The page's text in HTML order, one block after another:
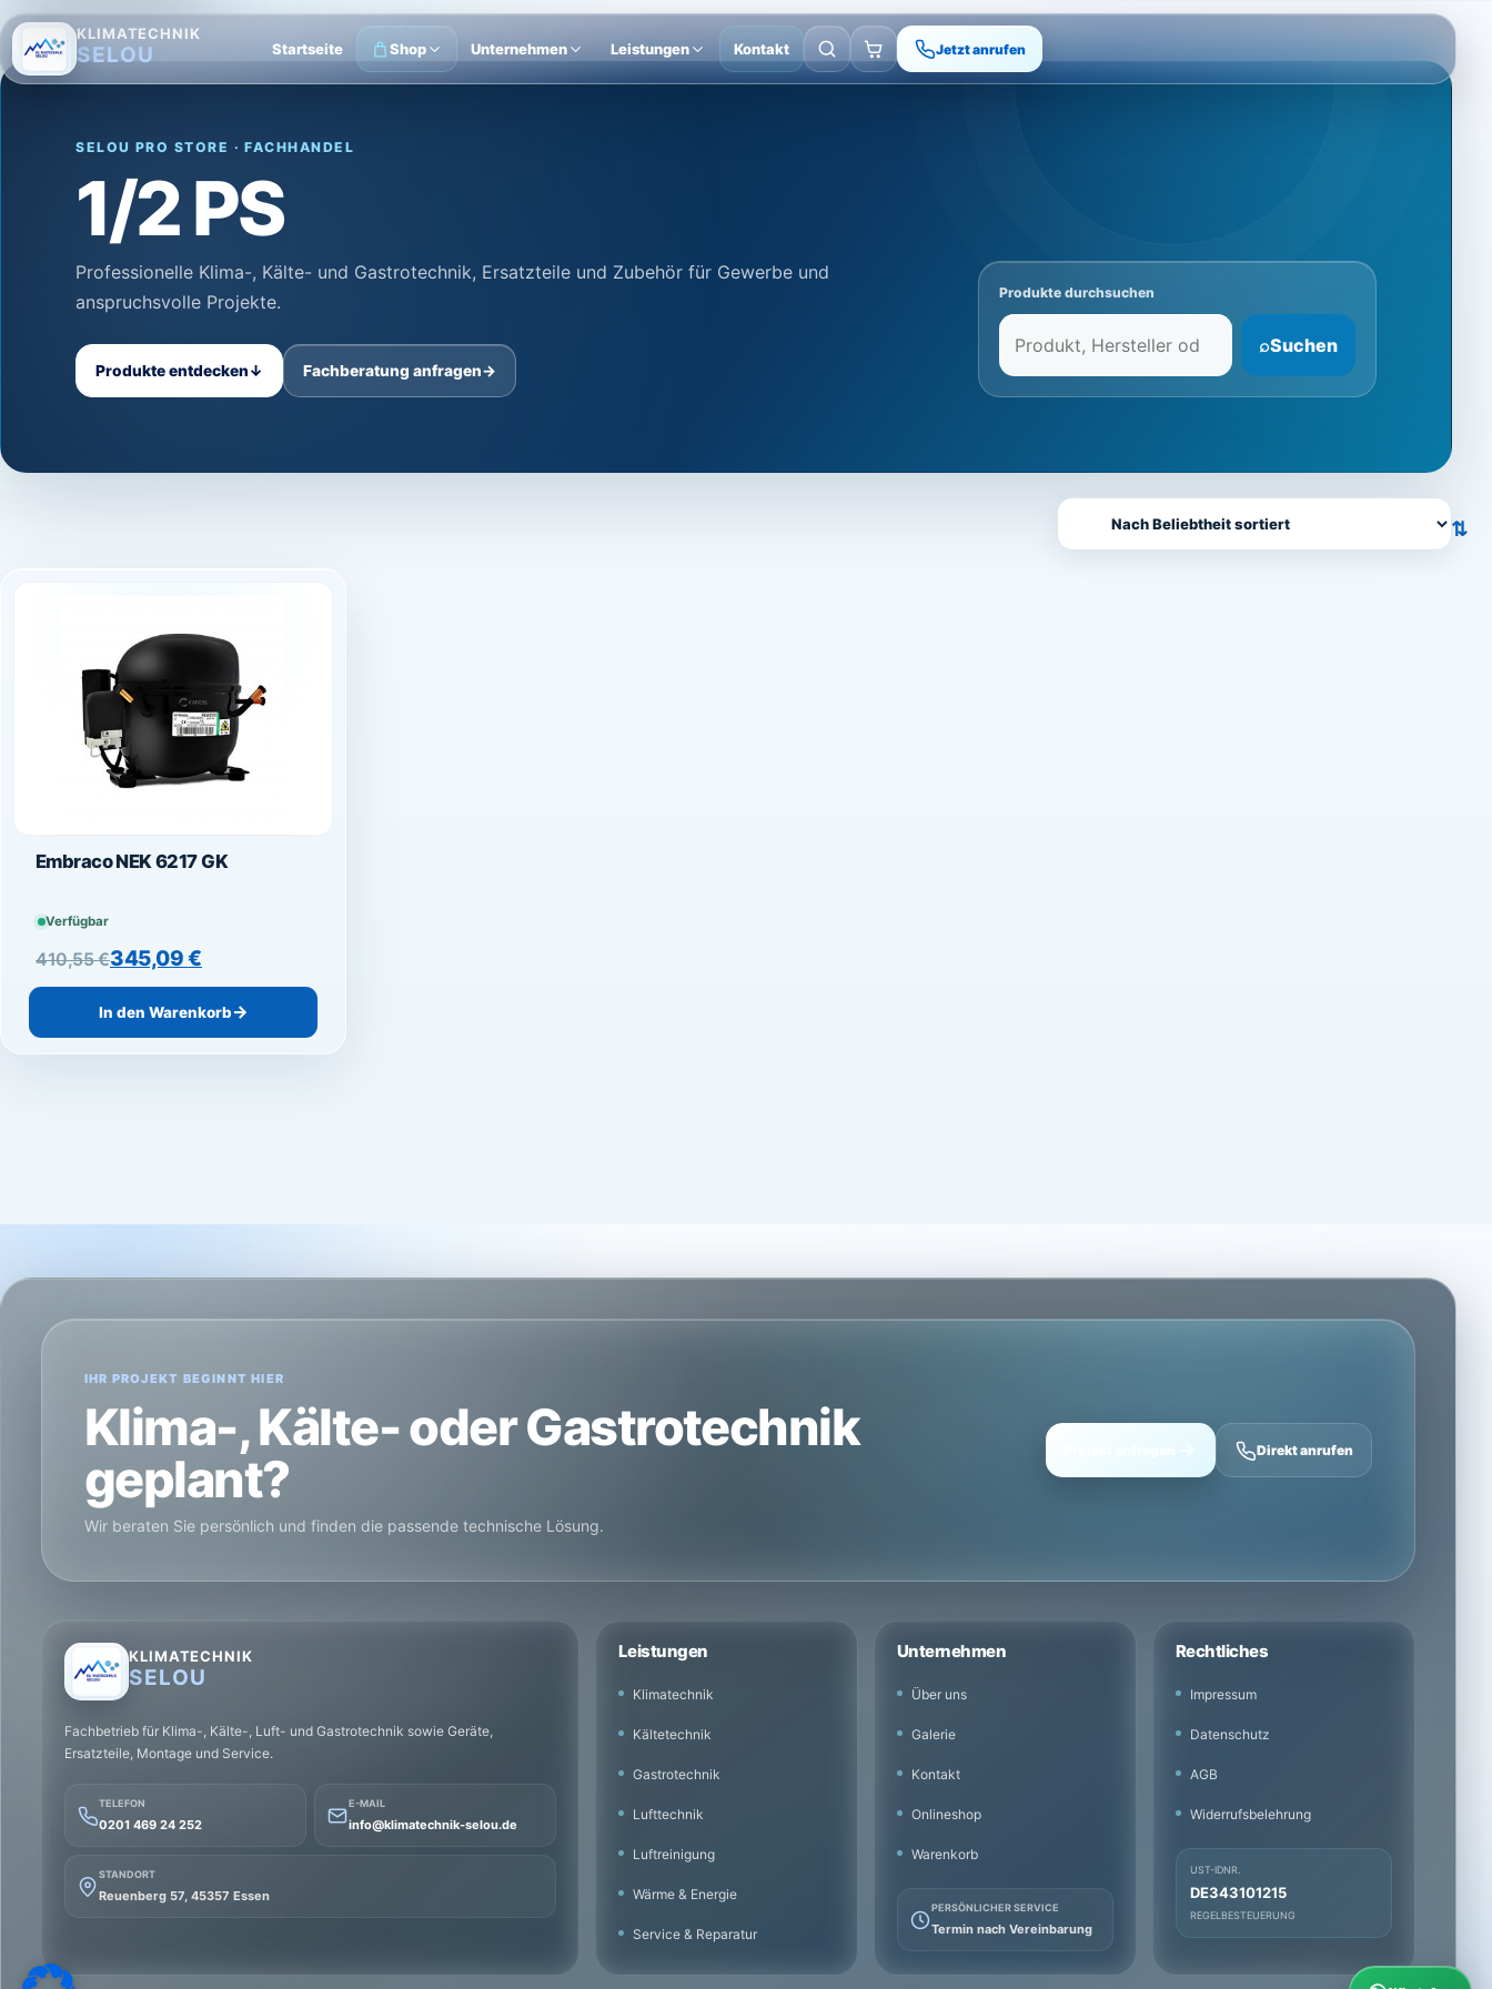
KLIMATECHNIK
SELOU Startseite Shop Unternehmen Leistungen Kontakt Jetzt anrufen
SELOU PRO STORE · FACHHANDEL
1/2 PS
Professionelle Klima-, Kälte- und Gastrotechnik, Ersatzteile und Zubehör für Gewerbe und
anspruchsvolle Projekte.
Produkte entdecken↓ Fachberatung anfragen→
Produkte durchsuchen
⌕Suchen
Embraco NEK 6217 GK
Verfügbar
410,55€
Ursprünglicher Preis war: 410,55 €
345,09€
Aktueller Preis ist: 345,09 €.
In den Warenkorb
IHR PROJEKT BEGINNT HIER
Klima-, Kälte- oder Gastrotechnik
geplant?
Wir beraten Sie persönlich und finden die passende technische Lösung.
Direkt anrufen
KLIMATECHNIK
SELOU
Fachbetrieb für Klima-, Kälte-, Luft- und Gastrotechnik sowie Geräte,
Ersatzteile, Montage und Service.
TELEFON
0201 469 24 252
E-MAIL
info@klimatechnik-selou.de
STANDORT
Reuenberg 57, 45357 Essen
Leistungen
Klimatechnik
Kältetechnik
Gastrotechnik
Lufttechnik
Luftreinigung
Wärme & Energie
Service & Reparatur
Unternehmen
Über uns
Galerie
Kontakt
Onlineshop
Warenkorb
PERSÖNLICHER SERVICE
Termin nach Vereinbarung
Rechtliches
Impressum
Datenschutz
AGB
Widerrufsbelehrung
UST-IDNR.
DE343101215
REGELBESTEUERUNG